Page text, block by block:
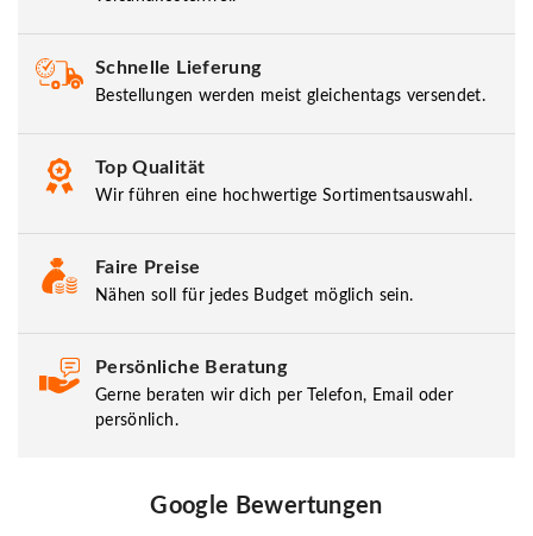
Schnelle Lieferung
Bestellungen werden meist gleichentags versendet.
Top Qualität
Wir führen eine hochwertige Sortimentsauswahl.
Faire Preise
Nähen soll für jedes Budget möglich sein.
Persönliche Beratung
Gerne beraten wir dich per Telefon, Email oder
persönlich.
Google Bewertungen